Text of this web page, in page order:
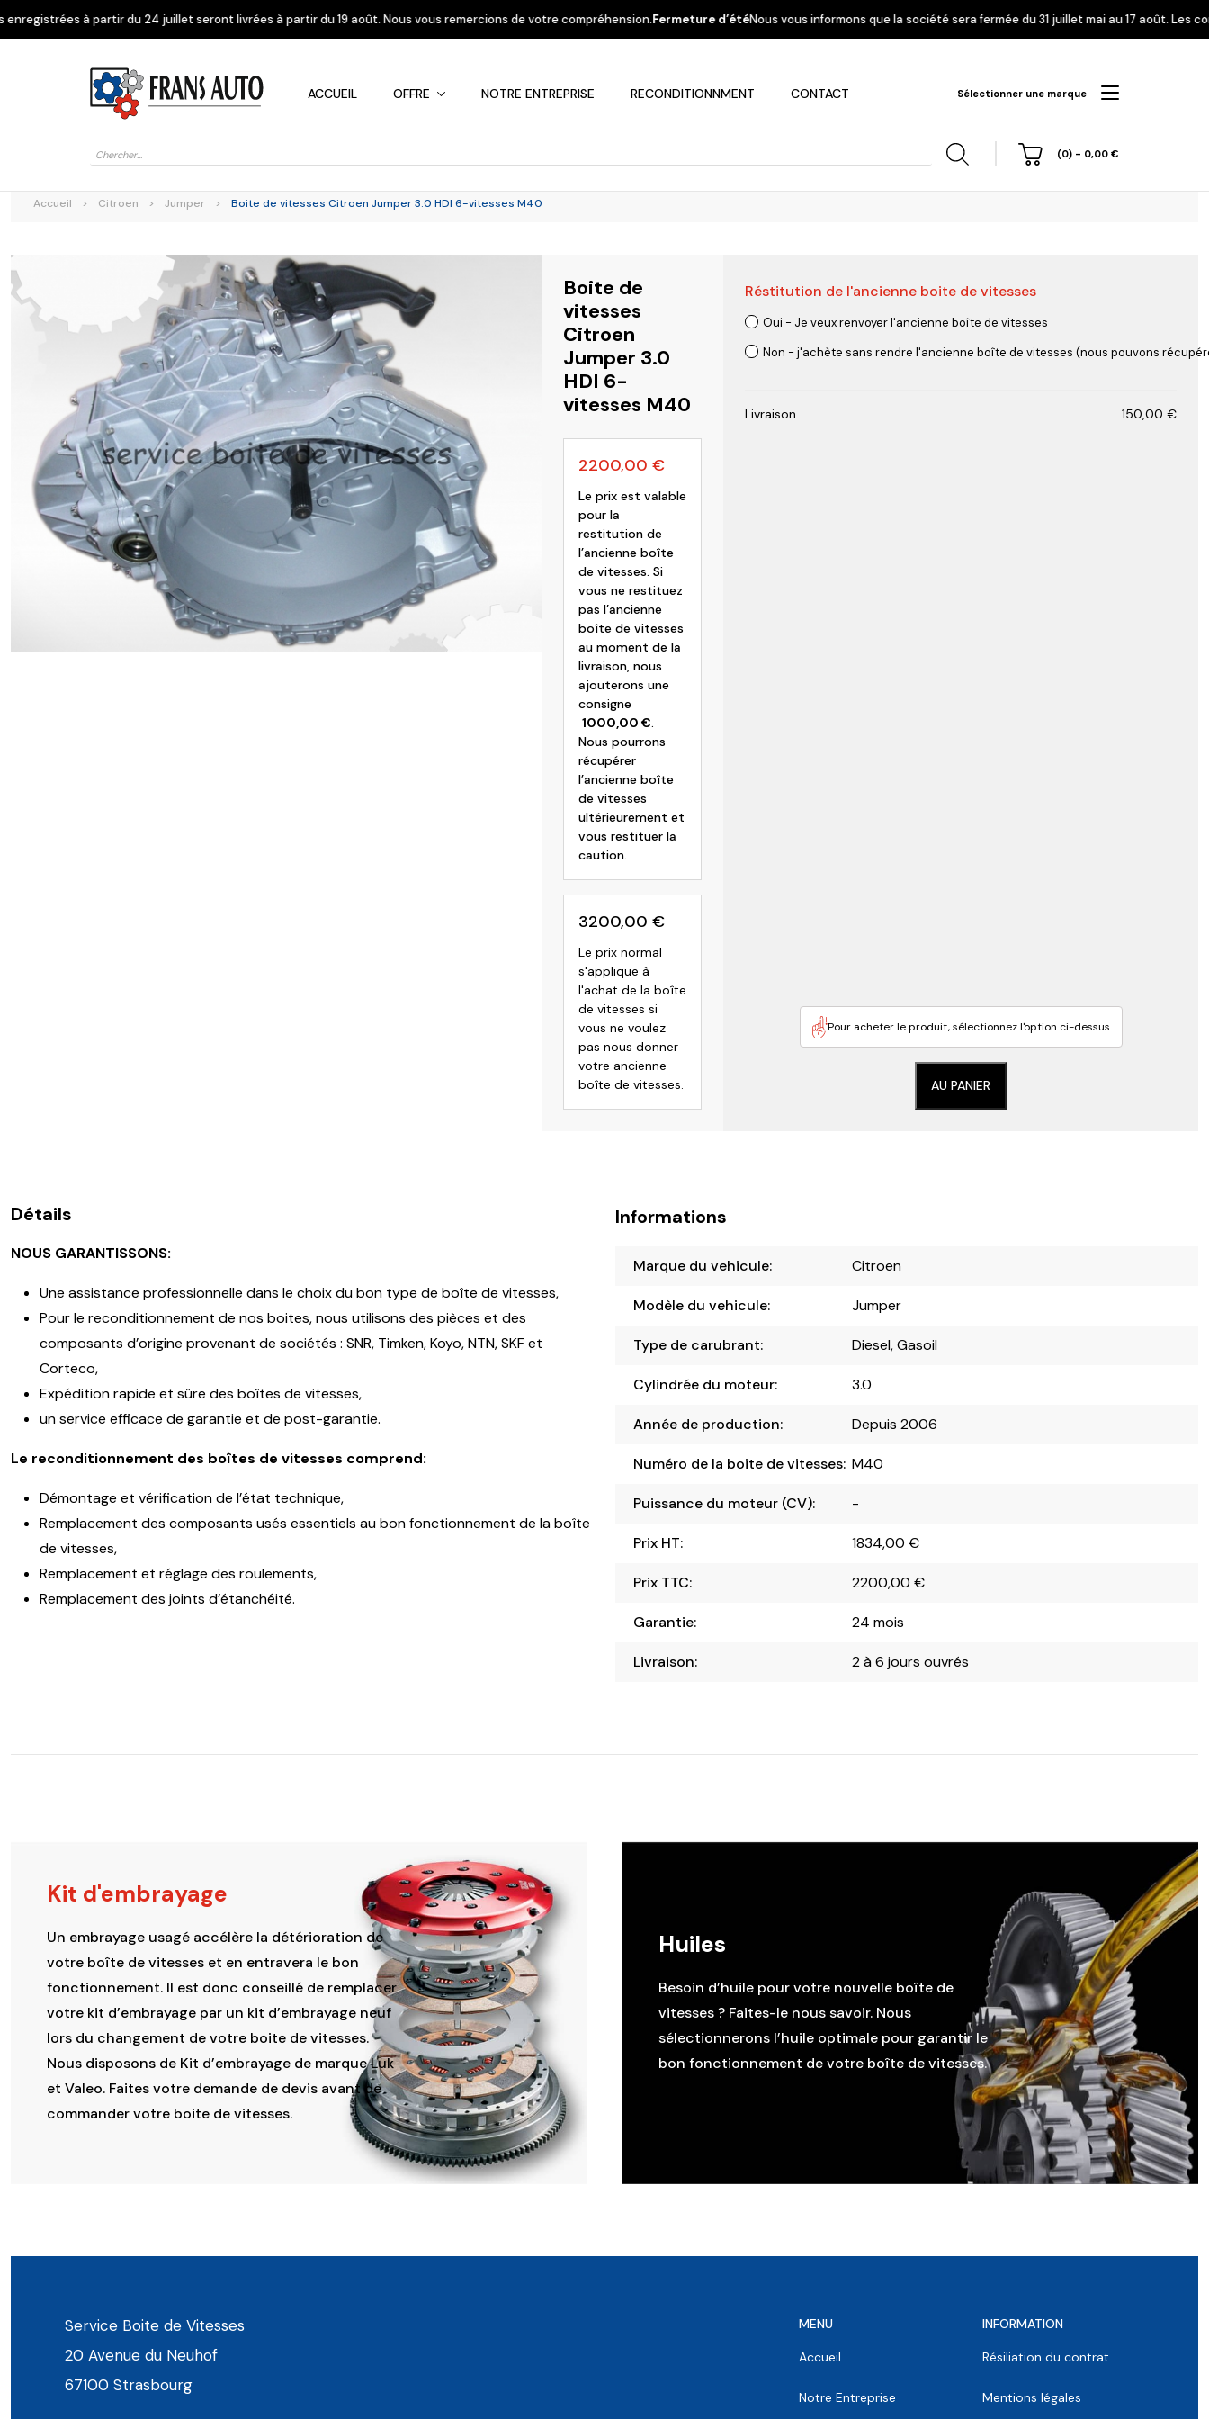
24 juillet seront livrées à partir du 19 août. Nous vous remercions de votre compréhension.Fermeture d’étéNous vous informons que la société sera fermée du 31 juillet mai au 17 août. Les commandes
ACCUEIL OFFRE NOTRE ENTREPRISE RECONDITIONNMENT CONTACT
Recherche
produits
(0) - 0,00 €
Sélectionner une marque
Alfa Romeo Citroen Dacia Fiat Kia Mitsubishi Nissan Opel Peugeot
Renault Suzuki Toyota Volvo
Accueil > Citroen > Jumper > Boite de vitesses Citroen Jumper 3.0 HDI 6-vitesses M40
Boite de
vitesses
Citroen
Jumper 3.0
HDI 6-
vitesses M40
2200,00 €
Le prix est valable
pour la
restitution de
l’ancienne boîte
de vitesses. Si
vous ne restituez
pas l’ancienne
boîte de vitesses
au moment de la
livraison, nous
ajouterons une
consigne
1000,00 €.
Nous pourrons
récupérer
l’ancienne boîte
de vitesses
ultérieurement et
vous restituer la
caution.
3200,00 €
Le prix normal
s'applique à
l'achat de la boîte
de vitesses si
vous ne voulez
pas nous donner
votre ancienne
boîte de vitesses.
Réstitution de l'ancienne boite de vitesses
Oui - Je veux renvoyer l'ancienne boîte de vitesses
Non - j'achète sans rendre l'ancienne boîte de vitesses (nous pouvons
Livraison 150,00 €
Pour acheter le produit, sélectionnez l'option ci-dessus
AU PANIER
Détails
NOUS GARANTISSONS:
Une assistance professionnelle dans le choix du bon type de boîte de vitesses,
Pour le reconditionnement de nos boites, nous utilisons des pièces et des
composants d’origine provenant de sociétés : SNR, Timken, Koyo, NTN, SKF et
Corteco,
Expédition rapide et sûre des boîtes de vitesses,
un service efficace de garantie et de post-garantie.
Le reconditionnement des boîtes de vitesses comprend:
Démontage et vérification de l’état technique,
Remplacement des composants usés essentiels au bon fonctionnement de la boîte
de vitesses,
Remplacement et réglage des roulements,
Remplacement des joints d’étanchéité.
Informations
Marque du vehicule: Citroen
Modèle du vehicule: Jumper
Type de carubrant: Diesel, Gasoil
Cylindrée du moteur: 3.0
Année de production: Depuis 2006
Numéro de la boite de vitesses: M40
Puissance du moteur (CV): -
Prix HT: 1834,00€
Prix TTC: 2200,00€
Garantie: 24 mois
Livraison: 2 à 6 jours ouvrés
Kit d'embrayage
Un embrayage usagé accélère la détérioration de
votre boîte de vitesses et en entravera le bon
fonctionnement. Il est donc conseillé de remplacer
votre kit d’embrayage par un kit d’embrayage neuf
lors du changement de votre boite de vitesses.
Nous disposons de Kit d’embrayage de marque Luk
et Valeo. Faites votre demande de devis avant de
commander votre boite de vitesses.
Huiles
Besoin d’huile pour votre nouvelle boîte de
vitesses ? Faites-le nous savoir. Nous
sélectionnerons l’huile optimale pour garantir le
bon fonctionnement de votre boîte de vitesses.
Service Boite de Vitesses
20 Avenue du Neuhof
67100 Strasbourg
MENU
Accueil
Notre Entreprise
INFORMATION
Résiliation du contrat
Mentions légales